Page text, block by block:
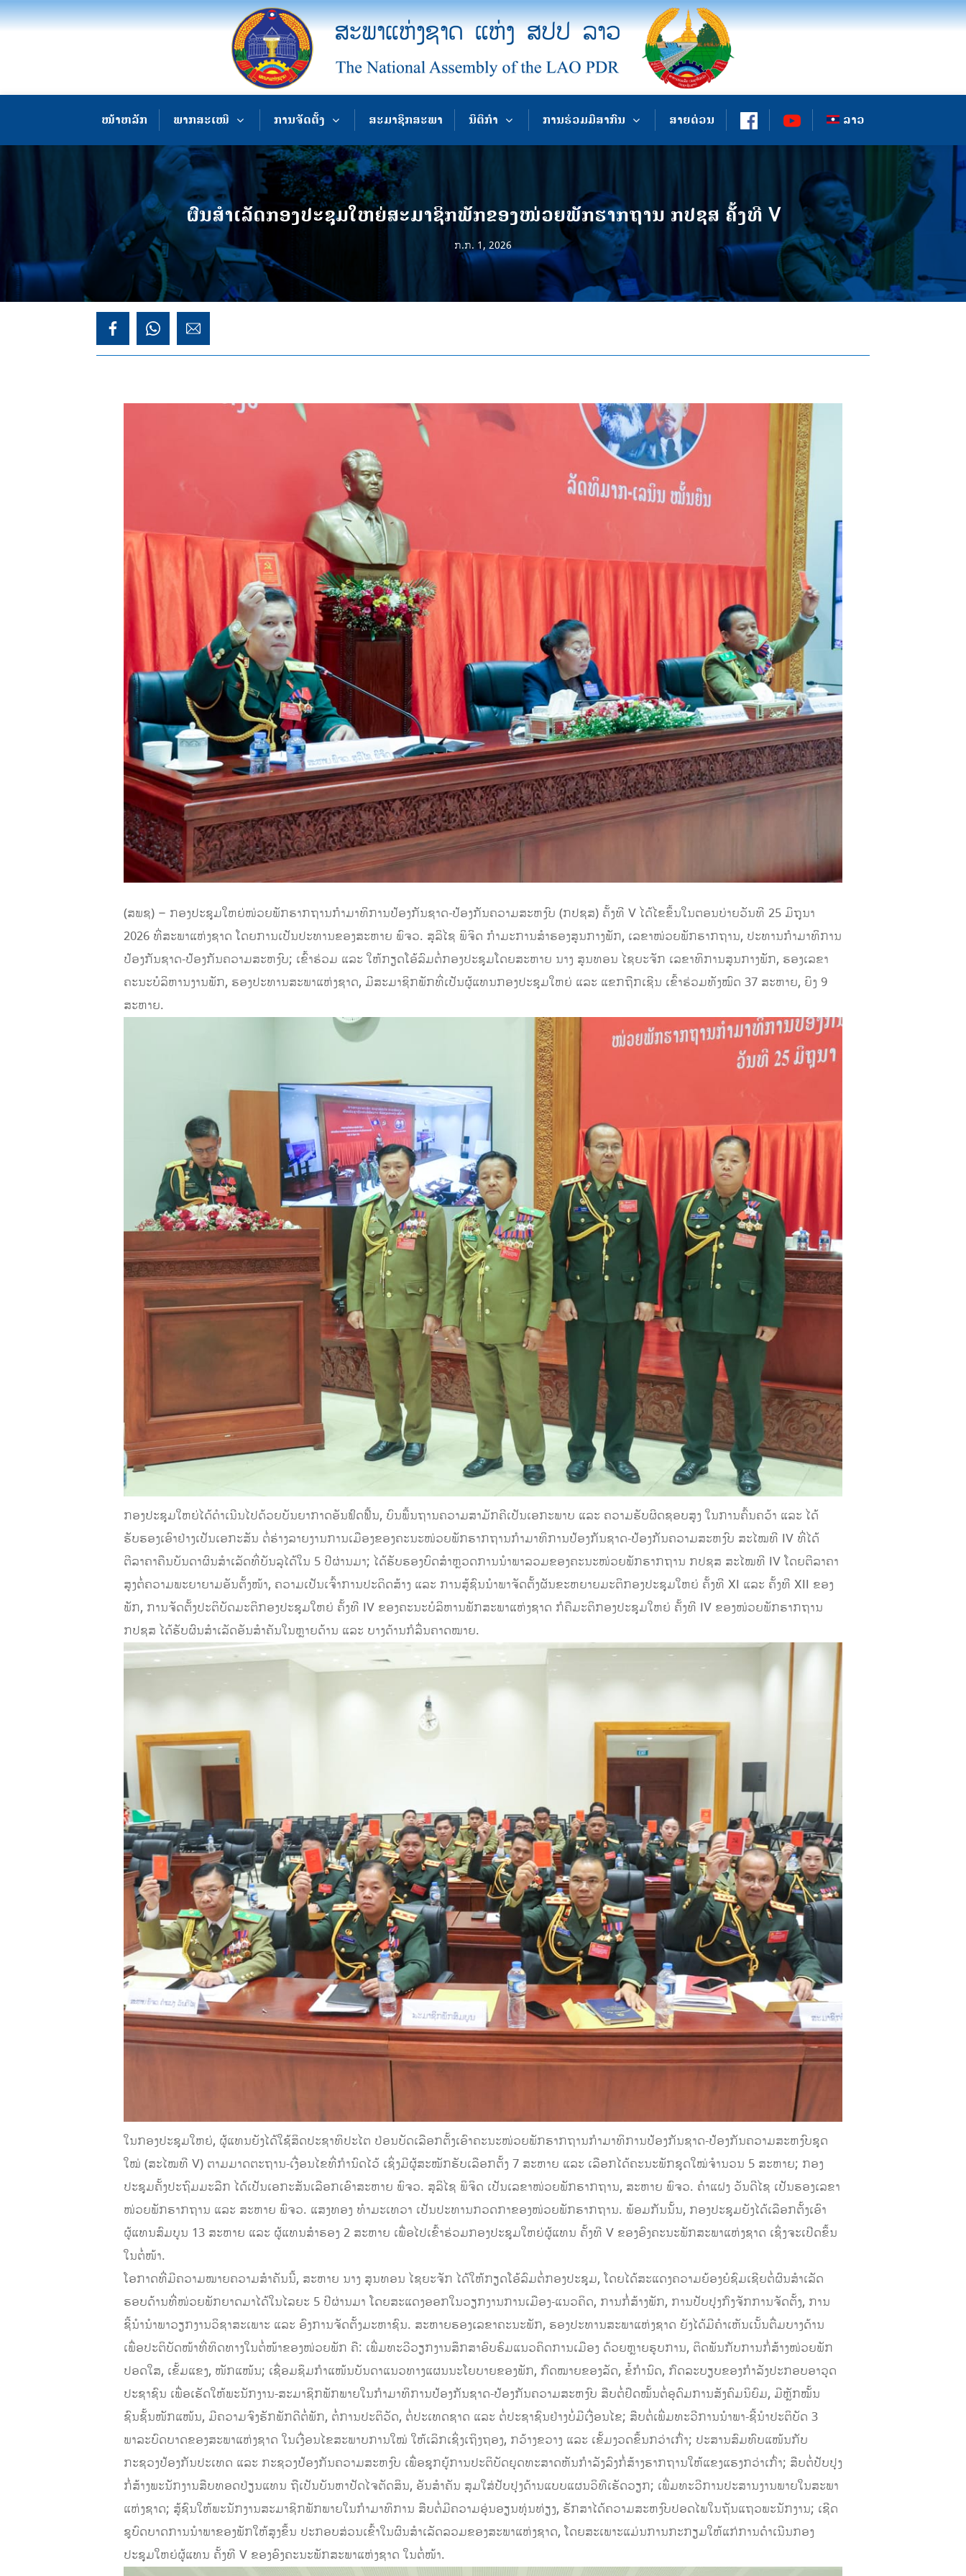
ໜ້າຫລັກ ພາກສະເໜີ ການຈັດຕັ້ງ ສະມາຊິກສະພາ ນິຕິກຳ ການຮ່ວມມືສາກົນ ສາຍດ່ວນ ລາວ
ຜົນສຳເລັດກອງປະຊຸມໃຫຍ່ສະມາຊິກພັກຂອງໜ່ວຍພັກຮາກຖານ ກປຊສ ຄັ້ງທີ V
ກ.ກ. 1, 2026
(ສພຊ) – ກອງປະຊຸມໃຫຍ່ໜ່ວຍພັກຮາກຖານກໍາມາທິການປ້ອງກັນຊາດ-ປ້ອງກັນຄວາມສະຫງົບ (ກປຊສ) ຄັ້ງທີ V ໄດ້​ໄຂ​ຂຶ້ນ​ໃນ​ຕອນ​ບ່າຍວັນ​ທີ 25 ມິຖຸນາ
2026 ທີ່ສະພາແຫ່ງຊາດ ໂດຍການເປັນປະທານຂອງສະຫາຍ ພົຈວ. ສຸລິໄຊ ພິຈິດ ກຳມະການສຳຮອງສູນກາງພັກ, ເລຂາໜ່ວຍພັກຮາກຖານ, ປະທານກຳມາທິການ
ປ້ອງກັນຊາດ-ປ້ອງກັນຄວາມສະຫງົບ; ເຂົ້າຮ່ວມ ແລະ ໃຫ້ກຽດໂອ້ລົມຕໍ່ກອງປະຊຸມໂດຍສະຫາຍ ນາງ ສູນທອນ ໄຊຍະຈັກ ເລຂາທິການສູນກາງພັກ, ຮອງເລຂາ
ຄະນະບໍລິຫານງານພັກ, ຮອງປະທານສະພາແຫ່ງຊາດ, ມີສະມາຊິກພັກທີ່ເປັນຜູ້ແທນກອງປະຊຸມໃຫຍ່ ແລະ ແຂກຖືກເຊີນ ເຂົ້າຮ່ວມທັງໝົດ 37 ສະຫາຍ, ຍິງ 9
ສະຫາຍ.
ກອງ​ປະຊຸມໃຫຍ່ໄດ້ດຳເນີນໄປດ້ວຍບັນຍາກາດອັນຟົດຟື້ນ, ບົນພື້ນຖານຄວາມສາມັກຄີເປັນເອກະພາບ ແລະ ຄວາມຮັບຜິດຊອບສູງ ໃນການຄົ້ນຄວ້າ ແລະ ໄດ້
ຮັບຮອງເອົາຢ່າງເປັນເອກະສັນ ຕໍ່ຮ່າງລາຍງານການເມືອງຂອງຄະນະໜ່ວຍພັກຮາກຖານກໍາມາທິການປ້ອງກັນຊາດ-ປ້ອງກັນຄວາມສະຫງົບ ສະໄໝທີ IV ທີ່ໄດ້
ຕີລາຄາຄືນບັນດາຜົນສຳເລັດທີ່ບັນລຸໄດ້ໃນ 5​ ປີຜ່ານມາ; ໄດ້ຮັບຮອງບົດສຳຫຼວດການນຳພາລວມຂອງຄະນະໜ່ວຍພັກຮາກຖານ ກປຊສ ສະໄໝທີ IV ໂດຍຕີລາຄາ
ສູງຕໍ່ຄວາມພະຍາຍາມອັນຕັ້ງໜ້າ, ຄວາມເປັນເຈົ້າການປະດິດສ້າງ ແລະ ການສູ້ຊົນນໍາພາຈັດຕັ້ງຜັນຂະຫຍາຍມະຕິກອງປະຊຸມໃຫຍ່ ຄັ້ງທີ XI ແລະ ຄັ້ງທີ XII ຂອງ
ພັກ, ການຈັດຕັ້ງປະຕິບັດມະຕິກອງປະຊຸມໃຫຍ່ ຄັ້ງທີ IV ຂອງຄະນະບໍລິຫານພັກສະພາແຫ່ງຊາດ ກໍຄືມະຕິກອງປະຊຸມໃຫຍ່ ຄັ້ງທີ IV ຂອງໜ່ວຍພັກຮາກຖານ
ກປຊສ ໄດ້ຮັບຜົນສໍາເລັດອັນສໍາຄັນໃນຫຼາຍດ້ານ ແລະ ບາງດ້ານກໍລື່ນຄາດໝາຍ.
ໃນກອງປະຊຸມໃຫຍ່, ຜູ້ແທນຍັງໄດ້ໃຊ້ສິດປະຊາທິປະໄຕ ປ່ອນບັດເລືອກຕັ້ງເອົາຄະນະໜ່ວຍພັກຮາກຖານກຳມາທິການປ້ອງກັນຊາດ-ປ້ອງກັນຄວາມສະຫງົບ​ຊຸດ​
ໃໝ່ (ສະໄໝທີ V) ຕາມ​ມາດຕະຖານ-​ເງື່ອນ​ໄຂທີ່​ກຳນົດ​ໄວ້ ເຊິ່ງມີ​ຜູ້ສະໝັກ​ຮັບ​ເລືອກ​ຕັ້ງ 7 ສະຫາຍ​ ແລະ ​ເລືອກ​ໄດ້ຄະນະພັກຊຸດໃໝ່ຈຳນວນ 5 ​ສະຫາຍ; ກອງ
ປະຊຸມຄັ້ງປະຖົມມະລືກ ໄດ້ເປັນເອກະສັນເລືອກເອົາສະຫາຍ ພົຈວ. ສຸລິໄຊ ພິຈິດ ເປັນເລຂາໜ່ວຍພັກຮາກຖານ, ສະຫາຍ ພົຈວ. ຄໍາແຝງ ວັນດີໄຊ ເປັນຮອງເລຂາ
ໜ່ວຍພັກຮາກຖານ ແລະ ສະຫາຍ ພົຈວ. ແສງທອງ ທໍາມະເທວາ ເປັນປະທານກວດກາຂອງໜ່ວຍພັກຮາກຖານ. ພ້ອມກັນນັ້ນ, ກອງປະຊຸມຍັງໄດ້ເລືອກຕັ້ງເອົາ
ຜູ້ແທນສົມບູນ 13 ສະຫາຍ ແລະ ຜູ້ແທນສຳຮອງ 2 ສະຫາຍ ເພື່ອໄປເຂົ້າຮ່ວມກອງປະຊຸມໃຫຍ່ຜູ້ແທນ ຄັ້ງທີ V ຂອງອົງຄະນະພັກສະພາແຫ່ງຊາດ ເຊິ່ງຈະເປີດຂຶ້ນ
ໃນຕໍ່ໜ້າ.
ໂອກາດທີ່ມີຄວາມໝາຍຄວາມສຳຄັນນີ້, ສະຫາຍ ນາງ ສູນທອນ ໄຊຍະຈັກ ໄດ້ໃຫ້ກຽດໂອ້ລົມຕໍ່ກອງປະຊຸມ, ໂດຍໄດ້ສະແດງຄວາມຍ້ອງຍໍຊົມເຊີຍຕໍ່ຜົນສຳເລັດ
ຮອບດ້ານທີ່ໜ່ວຍພັກຍາດມາໄດ້ໃນໄລຍະ 5 ປີຜ່ານມາ ໂດຍສະແດງອອກໃນວຽກງານການເມືອງ-ແນວຄິດ, ການກໍ່ສ້າງພັກ, ການປັບປຸງກົງຈັກການຈັດຕັ້ງ, ການ
ຊີ້ນຳນຳພາວຽກງານວິຊາສະເພາະ ແລະ ອົງການຈັດຕັ້ງມະຫາຊົນ. ສະຫາຍຮອງເລຂາຄະນະພັກ, ຮອງປະທານສະພາແຫ່ງຊາດ ຍັງໄດ້ມີຄໍາເຫັນເນັ້ນຕື່ມບາງດ້ານ
ເພື່ອປະຕິບັດໜ້າທີ່ທິດທາງໃນຕໍ່ໜ້າຂອງໜ່ວຍພັກ ຄື: ເພີ່ມທະວີວຽກງານສຶກສາອົບຮົມແນວຄິດການເມືອງ ດ້ວຍຫຼາຍຮູບການ, ຕິດ​ພັນ​ກັບ​ການ​ກໍ່ສ້າງ​ໜ່ວຍ​ພັກ​
ປອດ​ໃສ, ​ເຂັ້ມ​ແຂງ, ໜັກ​ແໜ້ນ; ​ເຊື່ອມ​ຊຶມກຳ​ແໜ້ນບັນດາ​ແນວ​ທາງ​ແຜນ​ນະ​ໂຍບາຍ​ຂອງ​ພັກ, ກົດໝາຍ​ຂອງ​ລັດ, ຂໍ້​ກຳ​ນົດ, ກົດ​ລະບຽບ​ຂອງ​ກຳລັງ​ປະກອບ​ອາວຸດ​
ປະຊາຊົນ ເພື່ອເຮັດໃຫ້ພະນັກງານ-ສະມາຊິກພັກພາຍໃນກຳມາທິການປ້ອງກັນຊາດ-ປ້ອງກັນຄວາມສະຫງົບ ສືບຕໍ່ຢຶດໝັ້ນ​ຕໍ່ອຸດົມ​ການ​ສັງຄົມ​ນິຍົມ, ມີຫຼັກໝັ້ນ
ຊົນຊັ້ນໜັກ​ແໜ້ນ, ມີຄວາມຈົງຮັກພັກດີຕໍ່ພັກ, ຕໍ່ການປະຕິວັດ, ຕໍ່ປະເທດຊາດ ແລະ ຕໍ່ປະຊາຊົນຢ່າງບໍ່ມີເງື່ອນໄຂ; ສືບຕໍ່ເພີ່ມທະວີການນໍາພາ-ຊີ້ນໍາປະຕິບັດ 3
ພາລະບົດບາດຂອງສະພາແຫ່ງຊາດ ໃນເງື່ອນໄຂສະພາບການໃໝ່ ໃຫ້ເລິກເຊິ່ງເຖິງຖອງ, ກວ້າງຂວາງ ແລະ ເຂັ້ມງວດຂຶ້ນກວ່າເກົ່າ; ປະສານສົມທົບແໜ້ນກັບ
ກະຊວງປ້ອງກັນປະເທດ ແລະ ກະຊວງປ້ອງກັນຄວາມສະຫງົບ ເພື່ອຊຸກຍູ້ການປະຕິບັດຍຸດທະສາດຫັນກຳລັງລົງກໍ່ສ້າງຮາກຖານ​ໃຫ້​ແຂງ​ແຮງ​ກວ່າ​ເກົ່າ; ສືບ​ຕໍ່ປັບປຸງ
ກໍ່ສ້າງພະນັກງານສືບທອດປ່ຽນແທນ ຖືເປັນບັນຫາປັດໄຈຕັດສິນ, ອັນສໍາຄັນ ສຸມໃສ່ປັບປຸງດ້ານແບບແຜນວິທີເຮັດວຽກ; ເພີ່ມທະວີການປະສານງານພາຍໃນສະພາ
ແຫ່ງຊາດ; ສູ້ຊົນໃຫ້ພະນັກງານສະມາຊິກພັກພາຍໃນກຳມາທິການ ສືບຕໍ່ມີຄວາມອຸ່ນອຽນທຸ່ນທ່ຽງ, ຮັກສາໄດ້ຄວາມສະຫງົບປອດໄພໃນຖັນແຖວພະນັກງານ; ເຊີດ
ຊູບົດບາດການນໍາພາຂອງພັກໃຫ້ສູງຂຶ້ນ ປະກອບສ່ວນເຂົ້າໃນຜົນສຳເລັດລວມຂອງສະພາແຫ່ງຊາດ, ໂດຍສະເພາະແມ່ນການກະກຽມໃຫ້ແກ່ການດຳເນີນກອງ
ປະຊຸມໃຫຍ່ຜູ້ແທນ ຄັ້ງທີ V ຂອງອົງຄະນະພັກສະພາແຫ່ງຊາດ ໃນຕໍ່ໜ້າ.